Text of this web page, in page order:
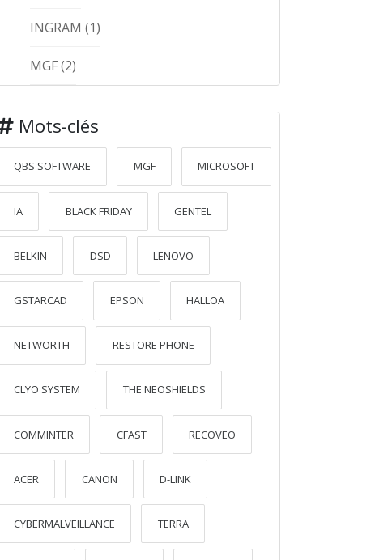
INGRAM (1)
MGF(2)
Mots-clés
QBS SOFTWARE MGF MICROSOFT
IA BLACK FRIDAY GENTEL
BELKIN DSD LENOVO
GSTARCAD EPSON HALLOA
NETWORTH RESTORE PHONE
CLYO SYSTEM THE NEOSHIELDS
COMMINTER CFAST RECOVEO
ACER CANON D-LINK
CYBERMALVEILLANCE TERRA